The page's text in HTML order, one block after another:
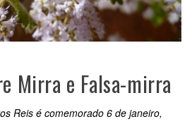
Mirra e Falsa-mirra
Reis é comemorado 6 de janeiro,